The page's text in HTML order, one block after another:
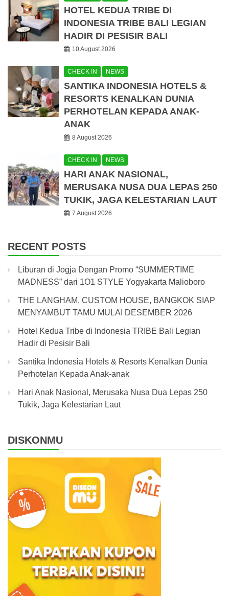
HOTEL KEDUA TRIBE DI
INDONESIA TRIBE BALI LEGIAN
HADIR DI PESISIR BALI
10 August 2026
CHECK IN NEWS
SANTIKA INDONESIA HOTELS &
RESORTS KENALKAN DUNIA
PERHOTELAN KEPADA ANAK-
ANAK
8 August 2026
CHECK IN NEWS
HARI ANAK NASIONAL,
MERUSAKA NUSA DUA LEPAS 250
TUKIK, JAGA KELESTARIAN LAUT
7 August 2026
RECENT POSTS
Liburan di Jogja Dengan Promo “SUMMERTIME
MADNESS” dari 1O1 STYLE Yogyakarta Malioboro
THE LANGHAM, CUSTOM HOUSE, BANGKOK SIAP
MENYAMBUT TAMU MULAI DESEMBER 2026
Hotel Kedua Tribe di Indonesia TRIBE Bali Legian
Hadir di Pesisir Bali
Santika Indonesia Hotels & Resorts Kenalkan Dunia
Perhotelan Kepada Anak-anak
Hari Anak Nasional, Merusaka Nusa Dua Lepas 250
Tukik, Jaga Kelestarian Laut
DISKONMU